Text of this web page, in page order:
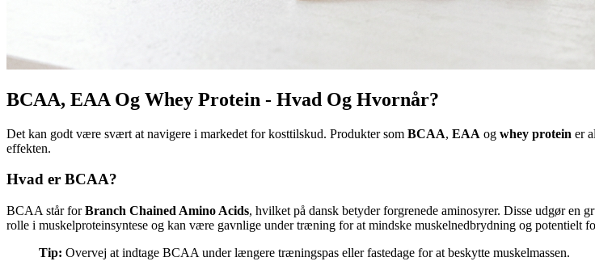
BCAA, EAA Og Whey Protein - Hvad Og Hvornår?
Det kan godt være svært at navigere i markedet for kosttilskud. Produkter som BCAA, EAA og whey protein er
effekten.
Hvad er BCAA?
BCAA står forBranch Chained Amino Acids, hvilket på dansk betyder forgrenede aminosyrer. Disse udgør en
rolle i muskelproteinsyntese og kan være gavnlige under træning for at mindske muskelnedbrydning og potentielt
Tip: Overvej at indtage BCAA under længere træningspas eller fastedage for at beskytte muskelmassen.